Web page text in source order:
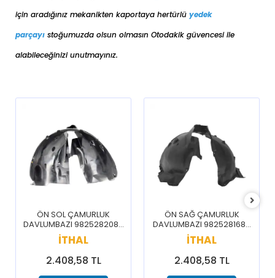
için aradığınız mekanikten kaportaya hertürlü yedek
parçayı stoğumuzda olsun olmasın Otodakik güvencesi ile
alabileceğinizi unutmayınız.
ÖN SOL ÇAMURLUK
DAVLUMBAZI 9825282080
/ 3008 5008 16-20
İTHAL
2.408,58 TL
ÖN SAĞ ÇAMURLUK
DAVLUMBAZI 9825281680
/ 3008 5008 16-20
İTHAL
2.408,58 TL